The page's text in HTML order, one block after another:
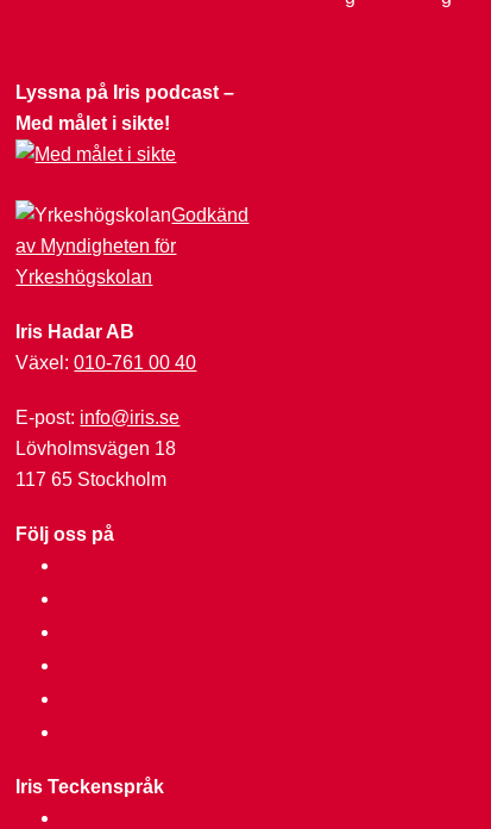
Lyssna på Iris podcast –
Med målet i sikte!
Godkänd
av Myndigheten för
Yrkeshögskolan
Iris Hadar AB
Växel:010-761 00 40
E-post: info@iris.se
Lövholmsvägen 18
117 65 Stockholm
Följ oss på
Iris Teckenspråk